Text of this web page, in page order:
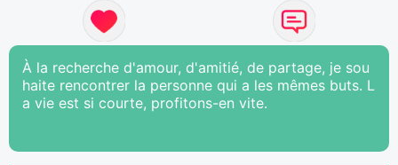
À la recherche d'amour, d'amitié, de partage, je sou
haite rencontrer la personne qui a les mêmes buts. L
a vie est si courte, profitons-en vite.